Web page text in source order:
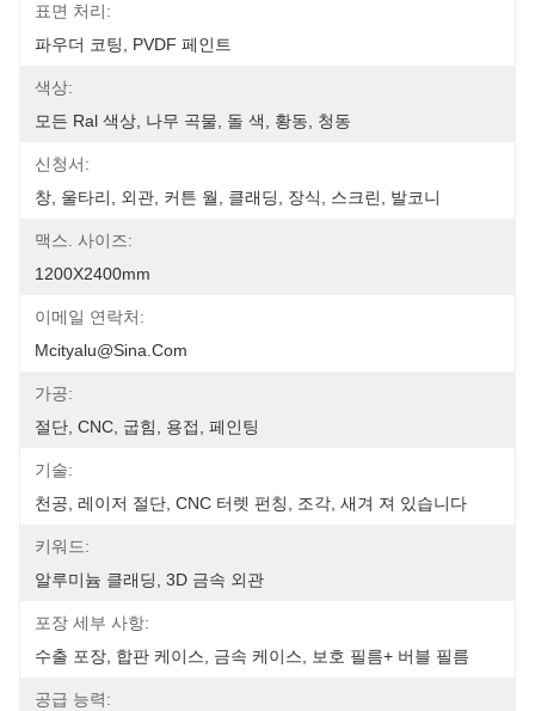
표면 처리:
파우더 코팅, PVDF 페인트
색상:
모든 Ral 색상, 나무 곡물, 돌 색, 황동, 청동
신청서:
창, 울타리, 외관, 커튼 월, 클래딩, 장식, 스크린, 발코니
맥스. 사이즈:
1200X2400mm
이메일 연락처:
Mcityalu@sina.com
가공:
절단, CNC, 굽힘, 용접, 페인팅
기술:
천공, 레이저 절단, CNC 터렛 펀칭, 조각, 새겨 져 있습니다
키워드:
알루미늄 클래딩, 3D 금속 외관
포장 세부 사항:
수출 포장, 합판 케이스, 금속 케이스, 보호 필름+ 버블 필름
공급 능력: